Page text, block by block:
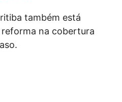
também está
na cobertura